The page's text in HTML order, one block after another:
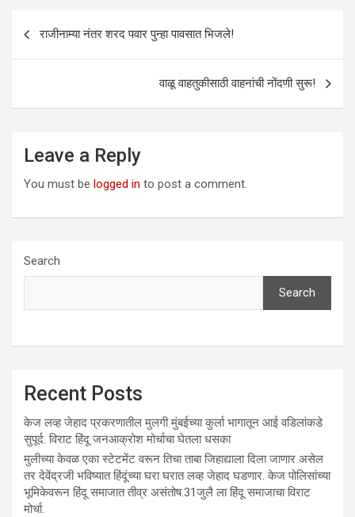
राजीनाम्या नंतर शरद पवार पुन्हा पावसात भिजले!
वाळू वाहतुकीसाठी वाहनांची नोंदणी सुरू!
Leave a Reply
You must be logged in to post a comment.
Search
Search
Recent Posts
केज लव्ह जेहाद प्रकरणातील मुलगी मुंबईच्या कुर्ला भागातून आई वडिलांकडे
सुपूर्द. विराट हिंदू जनआक्रोश मोर्चाचा घेतला धसका
मुलीच्या केवळ एका स्टेटमेंट वरून तिचा ताबा जिहाद्याला दिला जाणार असेल
तर देवेंद्रजी भविष्यात हिंदूंच्या घरा घरात लव्ह जेहाद घडणार. केज पोलिसांच्या
भूमिकेवरून हिंदू समाजात तीव्र असंतोष.31जुलै ला हिंदू समाजाचा विराट
मोर्चा.